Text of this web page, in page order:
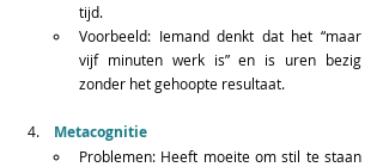
tijd.
Voorbeeld: Iemand denkt dat het “maar
vijf minuten werk is” en is uren bezig
zonder het gehoopte resultaat.
Metacognitie
Problemen: Heeft moeite om stil te staan